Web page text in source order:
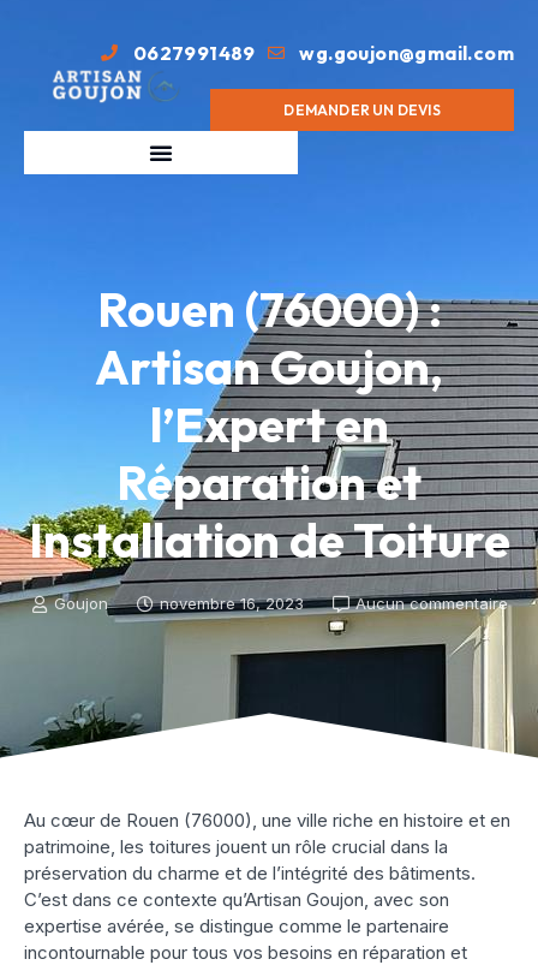
0627991489 wg.goujon@gmail.com
DEMANDER UN DEVIS
Rouen (76000) :
Artisan Goujon,
l’Expert en
Réparation et
Installation de Toiture
Goujon novembre 16, 2023 Aucun commentaire
Au cœur de Rouen (76000), une ville riche en histoire et en
patrimoine, les toitures jouent un rôle crucial dans la
préservation du charme et de l’intégrité des bâtiments.
C’est dans ce contexte qu’Artisan Goujon, avec son
expertise avérée, se distingue comme le partenaire
incontournable pour tous vos besoins en réparation et